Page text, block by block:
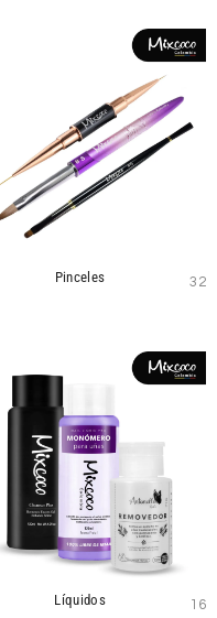
Pinceles 32
Líquidos 16